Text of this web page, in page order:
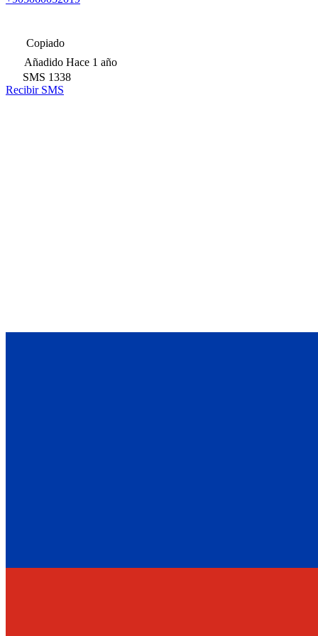
Copiado
Añadido Hace 1 año
SMS 1338
Recibir SMS